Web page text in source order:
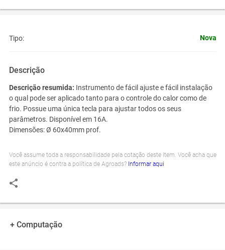
Tipo: Nova
Descrição
Descrição resumida: Instrumento de fácil ajuste e fácil instalação
o qual pode ser aplicado tanto para o controle do calor como de
frio. Possue uma única tecla para ajustar todos os seus
parâmetros. Disponível em 16A.
Dimensões: Ø 60x40mm prof.
Você assume toda a responsabilidade pela cotação deste item. Você acha que
este anúncio é contra a política de Agroads? Informar aqui
+ Computação